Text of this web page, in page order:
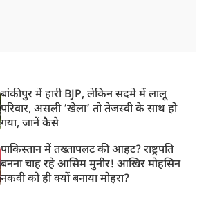
बांकीपुर में हारी BJP, लेकिन सदमे में लालू
परिवार, असली ‘खेला’ तो तेजस्वी के साथ हो
गया, जानें कैसे
पाकिस्तान में तख्तापलट की आहट? राष्ट्रपति
बनना चाह रहे आसिम मुनीर! आखिर मोहसिन
नकवी को ही क्यों बनाया मोहरा?